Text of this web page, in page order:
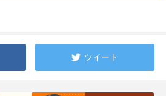
ツイート